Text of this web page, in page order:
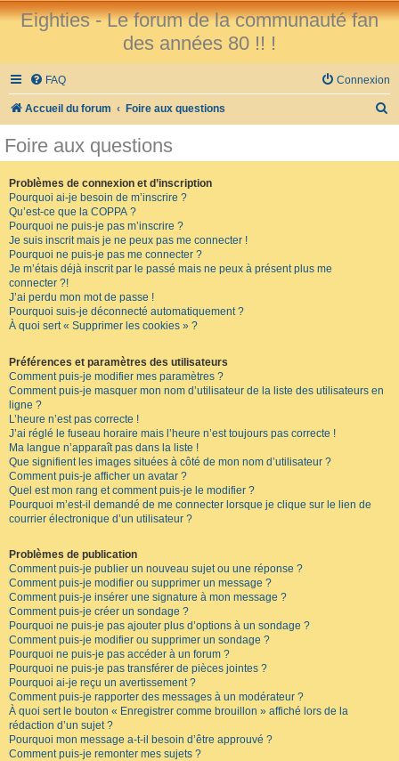
Eighties - Le forum de la communauté fan
des années 80 !! !
FAQ Connexion
Accueil du forum Foire aux questions
Foire aux questions
Problèmes de connexion et d’inscription
Pourquoi ai-je besoin de m’inscrire ?
Qu’est-ce que la COPPA ?
Pourquoi ne puis-je pas m’inscrire ?
Je suis inscrit mais je ne peux pas me connecter !
Pourquoi ne puis-je pas me connecter ?
Je m’étais déjà inscrit par le passé mais ne peux à présent plus me
connecter ?!
J’ai perdu mon mot de passe !
Pourquoi suis-je déconnecté automatiquement ?
À quoi sert « Supprimer les cookies » ?
Préférences et paramètres des utilisateurs
Comment puis-je modifier mes paramètres ?
Comment puis-je masquer mon nom d’utilisateur de la liste des utilisateurs en
ligne ?
L’heure n’est pas correcte !
J’ai réglé le fuseau horaire mais l’heure n’est toujours pas correcte !
Ma langue n’apparaît pas dans la liste !
Que signifient les images situées à côté de mon nom d’utilisateur ?
Comment puis-je afficher un avatar ?
Quel est mon rang et comment puis-je le modifier ?
Pourquoi m’est-il demandé de me connecter lorsque je clique sur le lien de
courrier électronique d’un utilisateur ?
Problèmes de publication
Comment puis-je publier un nouveau sujet ou une réponse ?
Comment puis-je modifier ou supprimer un message ?
Comment puis-je insérer une signature à mon message ?
Comment puis-je créer un sondage ?
Pourquoi ne puis-je pas ajouter plus d’options à un sondage ?
Comment puis-je modifier ou supprimer un sondage ?
Pourquoi ne puis-je pas accéder à un forum ?
Pourquoi ne puis-je pas transférer de pièces jointes ?
Pourquoi ai-je reçu un avertissement ?
Comment puis-je rapporter des messages à un modérateur ?
À quoi sert le bouton « Enregistrer comme brouillon » affiché lors de la
rédaction d’un sujet ?
Pourquoi mon message a-t-il besoin d’être approuvé ?
Comment puis-je remonter mes sujets ?